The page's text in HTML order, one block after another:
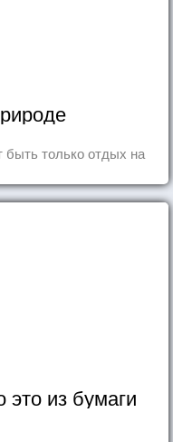
только отдых на
из бумаги